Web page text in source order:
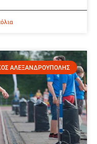
ΑΛΕΞΑΝΔΡΟΥΠΟΛΗΣ